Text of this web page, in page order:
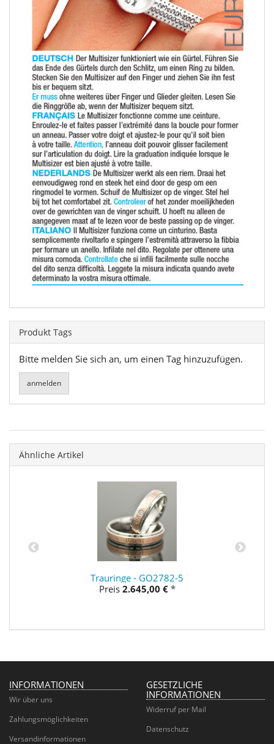
Produkt Tags
Bitte melden Sie sich an, um einen Tag hinzuzufügen.
Ähnliche Artikel
Trauringe - GO2782-5
Preis 2.645,00 € *
INFORMATIONEN
Wir über uns
Zahlungsmöglichkeiten
Versandinformationen
GESETZLICHE
INFORMATIONEN
Widerruf per Mail
Datenschutz